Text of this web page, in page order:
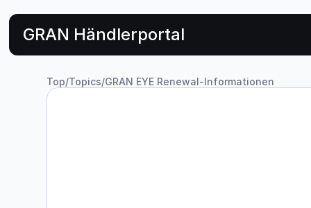
GRAN Händlerportal
Top/Topics/GRAN EYE Renewal-Informationen